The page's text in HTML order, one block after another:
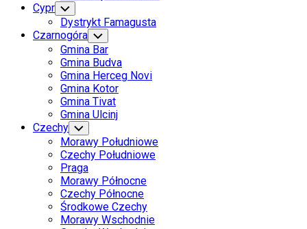
Cypr Toggle
Child
Menu
Dystrykt Famagusta
Czarnogóra Toggle
Child
Menu
Gmina Bar
Gmina Budva
Gmina Herceg Novi
Gmina Kotor
Gmina Tivat
Gmina Ulcinj
Czechy Toggle
Child
Menu
Morawy Południowe
Czechy Południowe
Praga
Morawy Północne
Czechy Północne
Środkowe Czechy
Morawy Wschodnie